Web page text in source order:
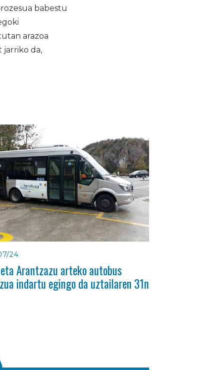
babestu
arazoa
jarriko da,
24
Arantzazu arteko autobus
indartu egingo da uztailaren 31n